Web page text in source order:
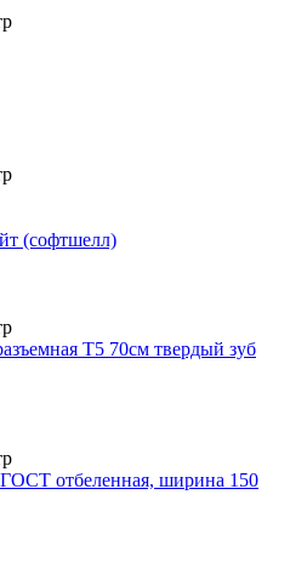
(софтшелл)
Т5 70см твердый зуб
ГОСТ отбеленная, ширина 150